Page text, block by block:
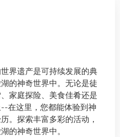
界遗产是可持续发展的典
的神奇世界中。无论是徒
家庭探险、美食佳肴还是
在这里，您都能体验到神
。探索丰富多彩的活动，
的神奇世界中。